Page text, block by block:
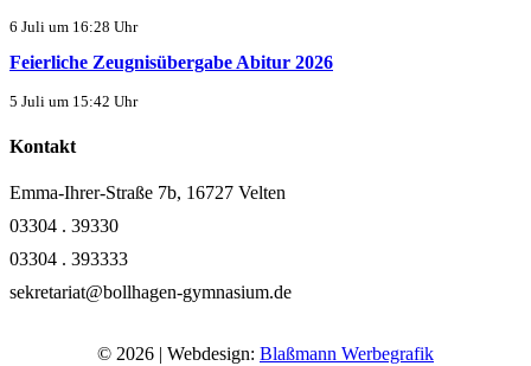
6 Juli um 16:28 Uhr
Feierliche Zeugnisübergabe Abitur 2026
5 Juli um 15:42 Uhr
Kontakt
Emma-Ihrer-Straße 7b, 16727 Velten
03304 . 39330
03304 . 393333
sekretariat@bollhagen-gymnasium.de
© 2026 | Webdesign: Blaßmann Werbegrafik